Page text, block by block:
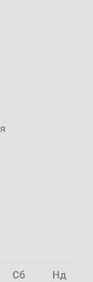
Сб Нд